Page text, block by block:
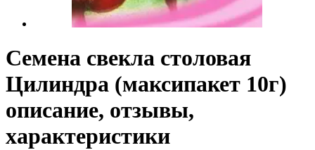
Семена свекла столовая
Цилиндра (максипакет 10г)
описание, отзывы,
характеристики